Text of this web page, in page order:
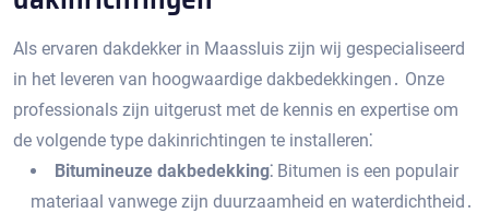
Als ervaren dakdekker in Maassluis zijn wij gespecialiseerd
in het leveren van hoogwaardige dakbedekkingen․ Onze
professionals zijn uitgerust met de kennis en expertise om
de volgende type dakinrichtingen te installeren⁚
Bitumineuze dakbedekking⁚ Bitumen is een populair
materiaal vanwege zijn duurzaamheid en waterdichtheid․